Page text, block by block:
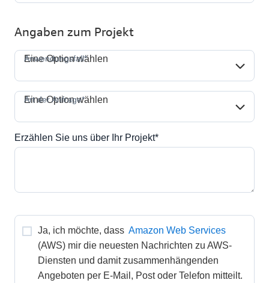
Angaben zum Projekt
Anwendungsfall*
Eine Option wählen
Art der Anfrage*
Eine Option wählen
Erzählen Sie uns über Ihr Projekt*
Ja, ich möchte, dass Amazon Web Services
(AWS) mir die neuesten Nachrichten zu AWS-
Diensten und damit zusammenhängenden
Angeboten per E-Mail, Post oder Telefon mitteilt.